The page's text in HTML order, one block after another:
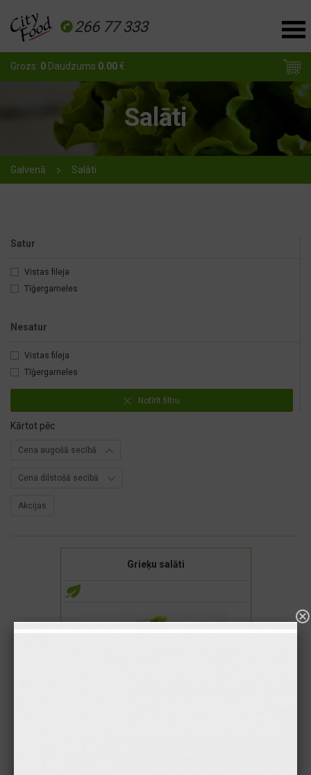
266 77 333
Grozs: 0 Daudzums 0.00€
Salāti
Galvenā Salāti
Satur
Vistas fileja
Tīģergarneles
Nesatur
Vistas fileja
Tīģergarneles
Notīrīt filtru
Kārtot pēc
Cena augošā secībā
Cena dilstošā secībā
Akcijas
Grieķu salāti